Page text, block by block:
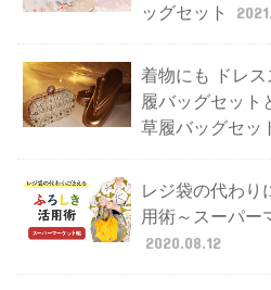
ッグセット
着物にも ドレ
履バッグセット
草履バッグセッ
レジ袋の代わり
用術～スーパー
2020.08.12